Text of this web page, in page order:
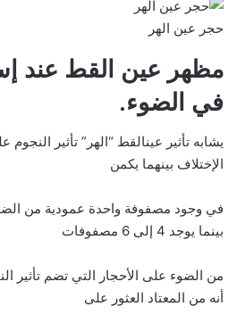
حجر عين الهر
مظهر عين القط عند
في الضوء.
يشابه تأثير عينالقط “الهر” تأثير النجوم
الإختلاف بينهما يكمن
في وجود مصفوفة واحدة عمودية من
بينما يوجد 4 إلى 6 مصفوفات
من الضوء على الأحجار التي تضم تأثير
أنه من المعتاد العثور على